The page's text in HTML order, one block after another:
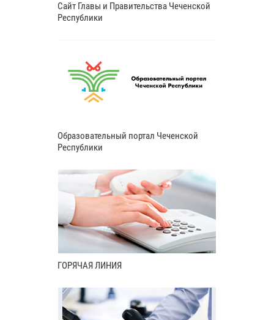
Сайт Главы и Правительства Чеченской
Республики
Образовательный портал Чеченской
Республики
ГОРЯЧАЯ ЛИНИЯ